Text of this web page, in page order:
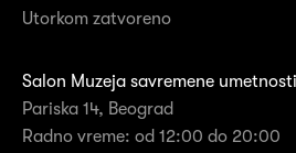
Utorkom zatvoreno
Salon Muzeja savremene umetnosti
Pariska 14, Beograd
Radno vreme: od 12:00 do 20:00